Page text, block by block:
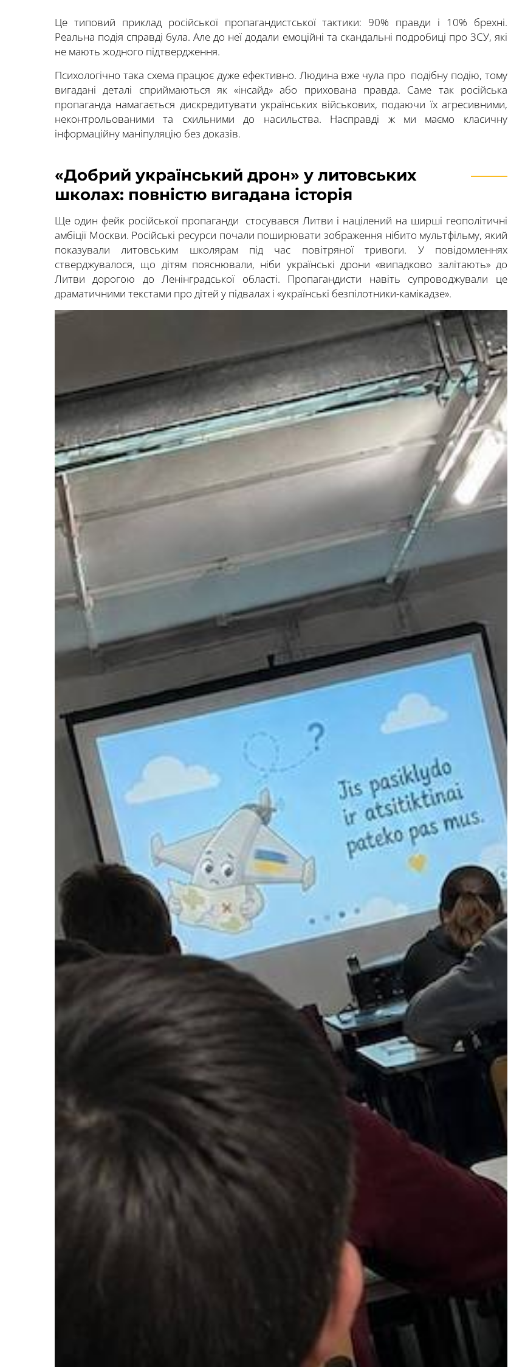
Це типовий приклад російської пропагандистської тактики: 90% правди і 10% брехні.
Реальна подія справді була. Але до неї додали емоційні та скандальні подробиці про ЗСУ, які
не мають жодного підтвердження.
Психологічно така схема працює дуже ефективно. Людина вже чула про подібну подію, тому
вигадані деталі сприймаються як «інсайд» або прихована правда. Саме так російська
пропаганда намагається дискредитувати українських військових, подаючи їх агресивними,
неконтрольованими та схильними до насильства. Насправді ж ми маємо класичну
інформаційну маніпуляцію без доказів.
«Добрий український дрон» у литовських
школах: повністю вигадана історія
Ще один фейк російської пропаганди стосувався Литви і націлений на ширші геополітичні
амбіції Москви. Російські ресурси почали поширювати зображення нібито мультфільму, який
показували литовським школярам під час повітряної тривоги. У повідомленнях
стверджувалося, що дітям пояснювали, ніби українські дрони «випадково залітають» до
Литви дорогою до Ленінградської області. Пропагандисти навіть супроводжували це
драматичними текстами про дітей у підвалах і «українські безпілотники-камікадзе».